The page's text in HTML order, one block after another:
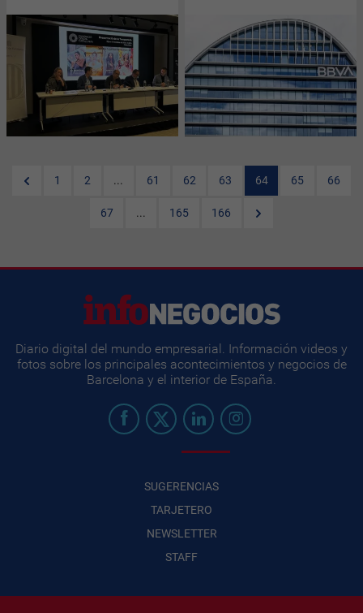
1 2 ... 61 62 63 64 65 66
67 ... 165 166
Diario digital del mundo empresarial. Información videos y
fotos sobre los principales acontecimientos y negocios de
Barcelona y el interior de España.
SUGERENCIAS
TARJETERO
NEWSLETTER
STAFF